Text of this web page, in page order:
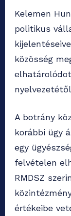
Kelemen
politikus
közösség
A botrány
korábbi ügy
egy
felvételen
RMDSZ
értékeibe